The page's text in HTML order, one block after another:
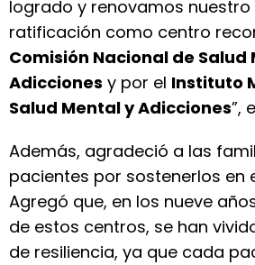
logrado y renovamos
ratificación como centro
Comisión Nacional de Salud
Adicciones y por el Instituto
Salud Mental y Adicciones”,
Además, agradeció a las
pacientes por sostenerlos en
Agregó que, en los nueve
de estos centros, se han
de resiliencia, ya que cada